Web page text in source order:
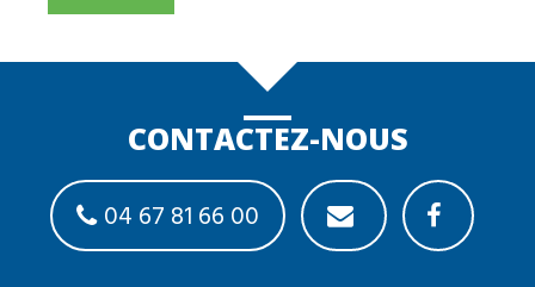
CONTACTEZ-NOUS
04 67 81 66 00